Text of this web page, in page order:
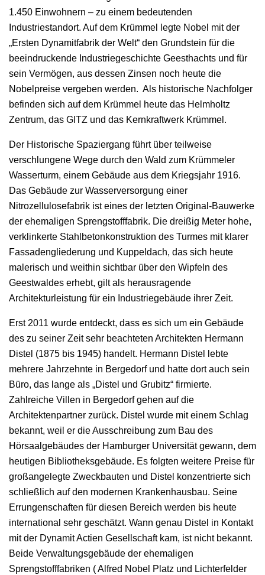
1.450 Einwohnern – zu einem bedeutenden
Industriestandort. Auf dem Krümmel legte Nobel mit der
„Ersten Dynamitfabrik der Welt“ den Grundstein für die
beeindruckende Industriegeschichte Geesthachts und für
sein Vermögen, aus dessen Zinsen noch heute die
Nobelpreise vergeben werden. Als historische Nachfolger
befinden sich auf dem Krümmel heute das Helmholtz
Zentrum, das GITZ und das Kernkraftwerk Krümmel.
Der Historische Spaziergang führt über teilweise
verschlungene Wege durch den Wald zum Krümmeler
Wasserturm, einem Gebäude aus dem Kriegsjahr 1916.
Das Gebäude zur Wasserversorgung einer
Nitrozellulosefabrik ist eines der letzten Original-Bauwerke
der ehemaligen Sprengstofffabrik. Die dreißig Meter hohe,
verklinkerte Stahlbetonkonstruktion des Turmes mit klarer
Fassadengliederung und Kuppeldach, das sich heute
malerisch und weithin sichtbar über den Wipfeln des
Geestwaldes erhebt, gilt als herausragende
Architekturleistung für ein Industriegebäude ihrer Zeit.
Erst 2011 wurde entdeckt, dass es sich um ein Gebäude
des zu seiner Zeit sehr beachteten Architekten Hermann
Distel (1875 bis 1945) handelt. Hermann Distel lebte
mehrere Jahrzehnte in Bergedorf und hatte dort auch sein
Büro, das lange als „Distel und Grubitz“ firmierte.
Zahlreiche Villen in Bergedorf gehen auf die
Architektenpartner zurück. Distel wurde mit einem Schlag
bekannt, weil er die Ausschreibung zum Bau des
Hörsaalgebäudes der Hamburger Universität gewann, dem
heutigen Bibliotheksgebäude. Es folgten weitere Preise für
großangelegte Zweckbauten und Distel konzentrierte sich
schließlich auf den modernen Krankenhausbau. Seine
Errungenschaften für diesen Bereich werden bis heute
international sehr geschätzt. Wann genau Distel in Kontakt
mit der Dynamit Actien Gesellschaft kam, ist nicht bekannt.
Beide Verwaltungsgebäude der ehemaligen
Sprengstofffabriken ( Alfred Nobel Platz und Lichterfelder